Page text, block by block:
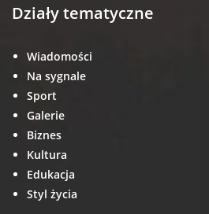
Działy tematyczne
Wiadomości
Na sygnale
Sport
Galerie
Biznes
Kultura
Edukacja
Styl życia